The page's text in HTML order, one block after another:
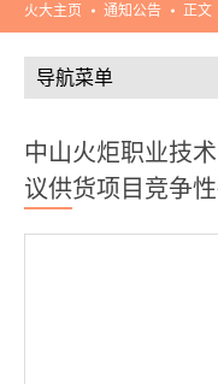
火大主页 通知公告 正文
导航菜单
中山火炬职业技
议供货项目竞争